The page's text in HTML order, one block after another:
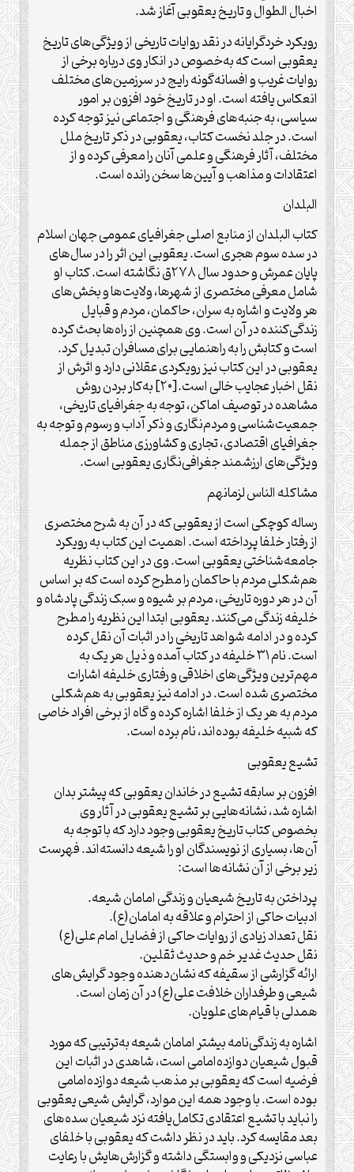
اخبال الطوال و تاریخ یعقوبی آغاز شد.
رویکرد خردگرایانه در نقد روایات تاریخی از ویژگی‌های تاریخ
یعقوبی است که به‌خصوص در انکار وی درباره برخی از
روایات غریب و افسانه‌گونه رایج در سرزمین‌های مختلف
انعکاس یافته است. او در تاریخ خود افزون بر امور
سیاسی، به جنبه‌های فرهنگی و اجتماعی نیز توجه کرده
است. در جلد نخست کتاب، یعقوبی در ذکر تاریخ ملل
مختلف، آثار فرهنگی و علمی آنان را معرفی کرده و از
اعتقادات و مذاهب و آیین‌ها سخن رانده است.
البلدان
کتاب البلدان از منابع اصلی جغرافیای عمومی جهان اسلام
در سده سوم هجری است. یعقوبی این اثر را در سال‌های
پایان عمرش و حدود سال ۲۷۸ق نگاشته است. کتاب او
شامل معرفی مختصری از شهرها، ولایت‌ها و بخش‌های
هر ولایت و اشاره به سران، حاکمان، مردم و قبایل
زندگی‌کننده در آن است. وی همچنین از راه‌ها بحث کرده
است و کتابش را به راهنمایی برای مسافران تبدیل کرد.
یعقوبی در این کتاب نیز رویکردی عقلانی دارد و اثرش از
نقل اخبار عجایب خالی است.[۲۰] به‌کار بردن روش
مشاهده در توصیف اماکن، توجه به جغرافیای تاریخی،
جمعیت‌شناسی و مردم‌نگاری و ذکر آداب و رسوم و توجه به
جغرافیای اقتصادی، تجاری و کشاورزی مناطق از جمله
ویژگی‌های ارزشمند جغرافی‌نگاری یعقوبی است.
مشاکله الناس لزمانهم
رساله کوچکی است از یعقوبی که در آن به شرح مختصری
از رفتار خلفا پرداخته است. اهمیت این کتاب به رویکرد
جامعه‌شناختی یعقوبی است. وی در این کتاب نظریه
هم‌شکلی مردم با حاکمان را مطرح کرده است که بر اساس
آن در هر دوره تاریخی، مردم بر شیوه و سبک زندگی پادشاه و
خلیفه زندگی می‌کنند. یعقوبی ابتدا این نظریه را مطرح
کرده و در ادامه شواهد تاریخی را در اثبات آن نقل کرده
است. نام ۳۱ خلیفه در کتاب آمده و ذیل هر یک به
مهم‌ترین ویژگی‌های اخلاقی و رفتاری خلیفه اشارات
مختصری شده است. در ادامه نیز یعقوبی به هم‌شکلی
مردم به هر یک از خلفا اشاره کرده و گاه از برخی افراد خاصی
که شبیه خلیفه بوده‌اند، نام برده است.
تشیع یعقوبی
افزون بر سابقه تشیع در خاندان یعقوبی که پیشتر بدان
اشاره شد، نشانه‌هایی بر تشیع یعقوبی در آثار وی
بخصوص کتاب تاریخ یعقوبی وجود دارد که با توجه به
آن‌ها، بسیاری از نویسندگان او را شیعه دانسته‌اند. فهرست
زیر برخی از ‌آن نشانه‌ها است:
پرداختن به تاریخ شیعیان و زندگی امامان شیعه.
ادبیات حاکی از احترام و علاقه به امامان(ع).
نقل تعداد زیادی از روایات حاکی از فضایل امام علی(ع)
نقل حدیث غدیر خم و حدیث ثقلین.
ارائه گزارشی از سقیفه که نشان‌دهنده وجود گرایش‌های
شیعی و طرفداران خلافت علی(ع) در آن زمان است.
همدلی با قیام‌های علویان.
اشاره به زندگی‌نامه بیشتر امامان شیعه به‌ترتیبی که مورد
قبول شیعیان دوازده‌امامی است، شاهدی در اثبات این
فرضیه است که یعقوبی بر مذهب شیعه دوازده‌امامی
بوده است. با وجود همه این موارد، گرایش شیعی یعقوبی
را نباید با تشیع اعتقادی تکامل‌یافته نزد شیعیان سده‌های
بعد مقایسه کرد. باید در نظر داشت که یعقوبی با خلفای
عباسی نزدیکی و وابستگی داشته و گزارش‌هایش با رعایت